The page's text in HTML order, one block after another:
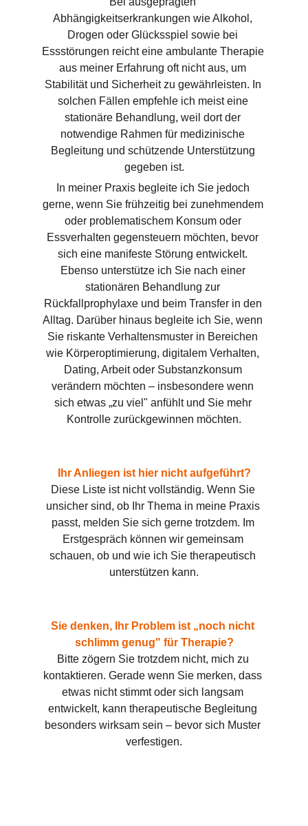
Abhängigkeitserkrankungen wie Alkohol,
Drogen oder Glücksspiel sowie bei
Essstörungen reicht eine ambulante Therapie
aus meiner Erfahrung oft nicht aus, um
Stabilität und Sicherheit zu gewährleisten. In
solchen Fällen empfehle ich meist eine
stationäre Behandlung, weil dort der
notwendige Rahmen für medizinische
Begleitung und schützende Unterstützung
gegeben ist.
In meiner Praxis begleite ich Sie jedoch
gerne, wenn Sie frühzeitig bei zunehmendem
oder problematischem Konsum oder
Essverhalten gegensteuern möchten, bevor
sich eine manifeste Störung entwickelt.
Ebenso unterstütze ich Sie nach einer
stationären Behandlung zur
Rückfallprophylaxe und beim Transfer in den
Alltag. Darüber hinaus begleite ich Sie, wenn
Sie riskante Verhaltensmuster in Bereichen
wie Körperoptimierung, digitalem Verhalten,
Dating, Arbeit oder Substanzkonsum
verändern möchten – insbesondere wenn
sich etwas „zu viel" anfühlt und Sie mehr
Kontrolle zurückgewinnen möchten.
Ihr Anliegen ist hier nicht aufgeführt?
Diese Liste ist nicht vollständig. Wenn Sie
unsicher sind, ob Ihr Thema in meine Praxis
passt, melden Sie sich gerne trotzdem. Im
Erstgespräch können wir gemeinsam
schauen, ob und wie ich Sie therapeutisch
unterstützen kann.
Sie denken, Ihr Problem ist „noch nicht
schlimm genug" für Therapie?
Bitte zögern Sie trotzdem nicht, mich zu
kontaktieren. Gerade wenn Sie merken, dass
etwas nicht stimmt oder sich langsam
entwickelt, kann therapeutische Begleitung
besonders wirksam sein – bevor sich Muster
verfestigen.